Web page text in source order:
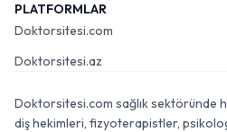
PLATFORMLAR
Doktorsitesi.com
Doktorsitesi.az
Doktorsitesi.com sağlık sektöründe
diş hekimleri, fizyoterapistler,